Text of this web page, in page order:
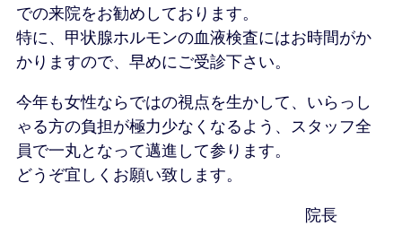
での来院をお勧めしております。
特に、甲状腺ホルモンの血液検査にはお時間がか
かりますので、早めにご受診下さい。
今年も女性ならではの視点を生かして、いらっし
ゃる方の負担が極力少なくなるよう、スタッフ全
員で一丸となって邁進して参ります。
どうぞ宜しくお願い致します。
院長